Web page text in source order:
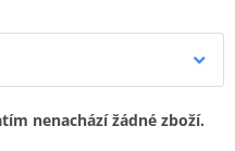
nenachází žádné zboží.